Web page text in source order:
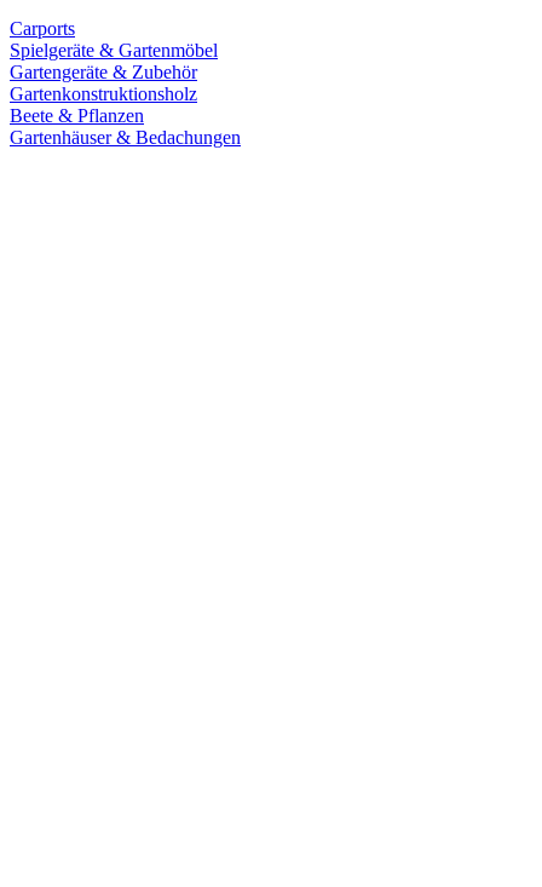
Carports
Spielgeräte & Gartenmöbel
Gartengeräte & Zubehör
Gartenkonstruktionsholz
Beete & Pflanzen
Gartenhäuser & Bedachungen